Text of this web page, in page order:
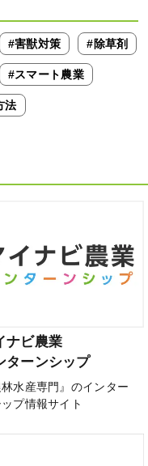
#害獣対策 #除草剤
#スマート農業
法
ナビ農業
ターンシップ
林水産専門』のインター
プ情報サイト